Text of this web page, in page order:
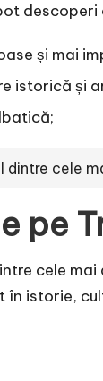
și mai
istorică și
dintre cele
pe
cele
istorie,